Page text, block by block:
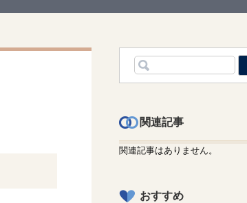
関連記事
関連記事はありません。
おすすめ